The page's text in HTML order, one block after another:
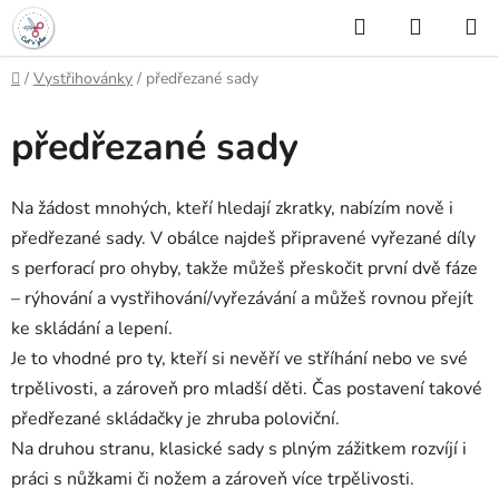
Přejít
na
obsah
Hledat
KOŠÍK
Domů
/ Vystřihovánky / předřezané sady
předřezané sady
Na žádost mnohých, kteří hledají zkratky, nabízím nově i
předřezané sady. V obálce najdeš připravené vyřezané díly
s perforací pro ohyby, takže můžeš přeskočit první dvě fáze
– rýhování a vystřihování/vyřezávání a můžeš rovnou přejít
ke skládání a lepení.
Je to vhodné pro ty, kteří si nevěří ve stříhání nebo ve své
trpělivosti, a zároveň pro mladší děti. Čas postavení takové
předřezané skládačky je zhruba poloviční.
Na druhou stranu, klasické sady s plným zážitkem rozvíjí i
práci s nůžkami či nožem a zároveň více trpělivosti.